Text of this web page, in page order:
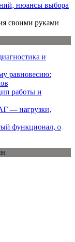
нюансы выбора
своими руками
и
равновесию:
работы и
— нагрузки,
функционал, о